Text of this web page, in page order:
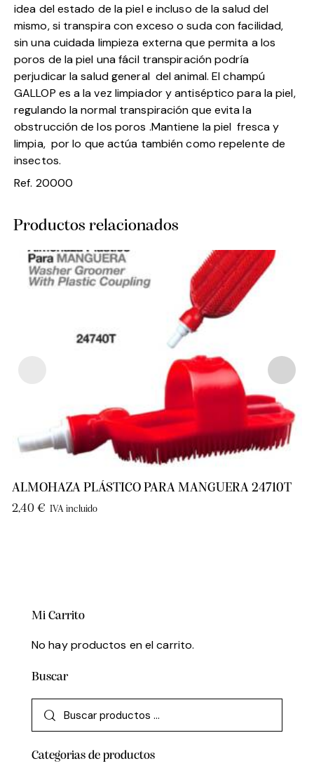
idea del estado de la piel e incluso de la salud del
mismo, si transpira con exceso o suda con facilidad,
sin una cuidada limpieza externa que permita a los
poros de la piel una fácil transpiración podría
perjudicar la salud general del animal. El champú
GALLOP es a la vez limpiador y antiséptico para la piel,
regulando la normal transpiración que evita la
obstrucción de los poros .Mantiene la piel fresca y
limpia, por lo que actúa también como repelente de
insectos.
Ref. 20000
Productos relacionados
ALMOHAZA PLÁSTICO PARA MANGUERA 24710T
2,40 € IVA incluido
Mi Carrito
No hay productos en el carrito.
Buscar
Categorias de productos